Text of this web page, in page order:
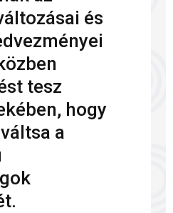
és
tesz
hogy
a